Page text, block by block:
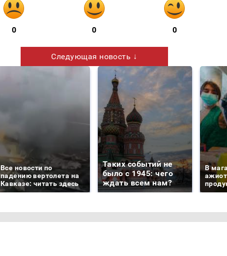
0 0 0
Следующая новость ↓
Все новости по
падению вертолета на
Кавказе: читать здесь
Таких событий не
было с 1945: чего
ждать всем нам?
В